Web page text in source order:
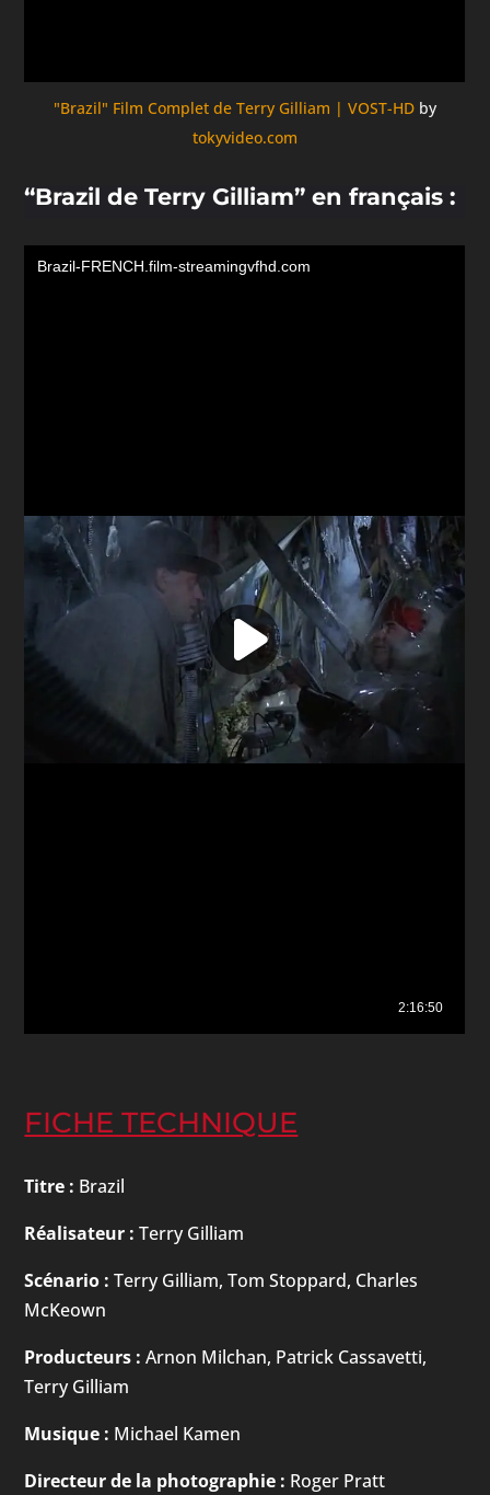
"Brazil" Film Complet de Terry Gilliam | VOST-HD by
tokyvideo.com
“Brazil de Terry Gilliam” en français :
FICHE TECHNIQUE
Titre : Brazil
Réalisateur : Terry Gilliam
Scénario : Terry Gilliam, Tom Stoppard, Charles
McKeown
Producteurs : Arnon Milchan, Patrick Cassavetti,
Terry Gilliam
Musique : Michael Kamen
Directeur de la photographie : Roger Pratt